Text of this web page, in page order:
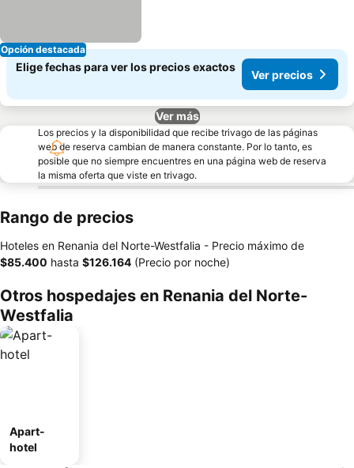
Opción destacada
Elige fechas para ver los precios exactos
Ver precios
Ver más
Los precios y la disponibilidad que recibe trivago de las páginas
web de reserva cambian de manera constante. Por lo tanto, es
posible que no siempre encuentres en una página web de reserva
la misma oferta que viste en trivago.
Rango de precios
Hoteles en Renania del Norte-Westfalia - Precio máximo de
‎$85.400 hasta ‎$126.164 (Precio por noche)
Otros hospedajes en Renania del Norte-
Westfalia
Apart-
hotel